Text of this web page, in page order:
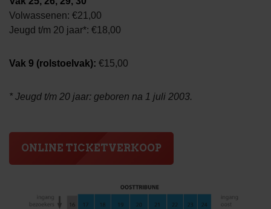
Volwassenen: €21,00
Jeugd t/m 20 jaar*: €18,00
Vak 9 (rolstoelvak): €15,00
* Jeugd t/m 20 jaar: geboren na 1 juli 2003.
ONLINE TICKETVERKOOP